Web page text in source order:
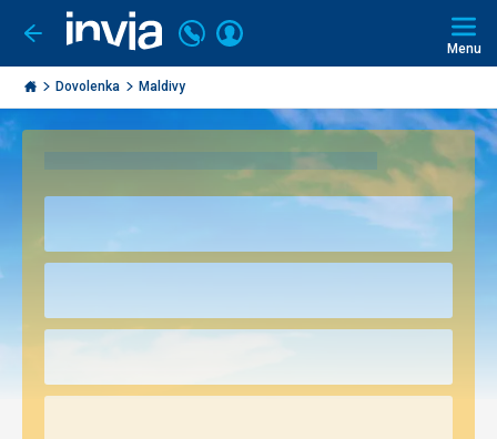
Ísť
späť
Invia.sk
Volajte
+421
2
0493
Prihlásiť
Menu
Dovolenka Maldivy